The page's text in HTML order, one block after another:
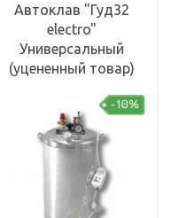
Автоклав "Гуд32
electro"
Универсальный
(уцененный товар)